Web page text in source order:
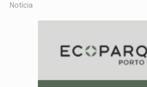
Notícia